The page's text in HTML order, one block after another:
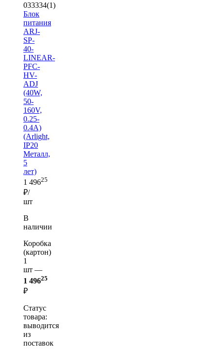
033334(1)
Блок
питания
ARJ-
SP-
40-
LINEAR-
PFC-
HV-
ADJ
(40W,
50-
160V,
0.25-
0.4A)
(Arlight,
IP20
Металл,
5
лет)
1 49625
₽/
шт
В
наличии
Коробка
(картон)
1
шт —
1 49625
₽
Статус
товара:
выводится
из
поставок